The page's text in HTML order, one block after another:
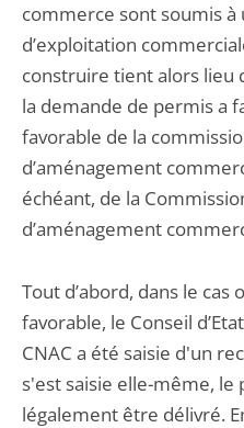
commerce sont soumis
d’exploitation
construire tient alors lieu
la demande de permis a
favorable de la
d’aménagement
échéant, de la
d’aménagement
Tout d’abord, dans le cas
favorable, le Conseil
CNAC a été saisie d'un
s'est saisie elle-même, le
légalement être délivré.